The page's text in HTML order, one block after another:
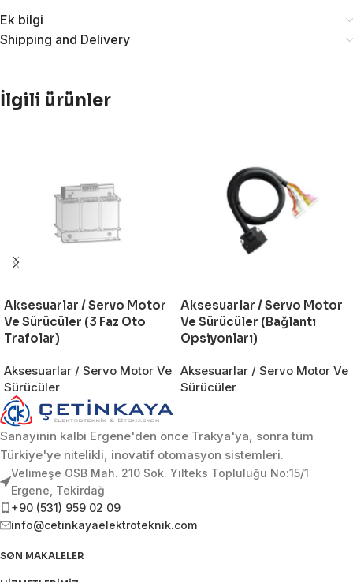
Ek bilgi
Shipping and Delivery
İlgili ürünler
Aksesuarlar / Servo Motor
Ve Sürücüler (3 Faz Oto
Trafolar)
Aksesuarlar / Servo Motor Ve
Sürücüler
Aksesuarlar / Servo Motor
Ve Sürücüler (Bağlantı
Opsiyonları)
Aksesuarlar / Servo Motor Ve
Sürücüler
Sanayinin kalbi Ergene'den önce Trakya'ya, sonra tüm
Türkiye'ye nitelikli, inovatif otomasyon sistemleri.
Velimeşe OSB Mah. 210 Sok. Yılteks Topluluğu No:15/1
Ergene, Tekirdağ
+90 (531) 959 02 09
info@cetinkayaelektroteknik.com
SON MAKALELER